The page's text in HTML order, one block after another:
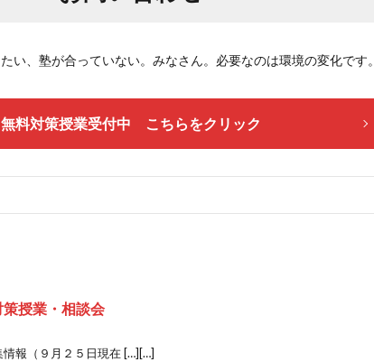
が合っていない。みなさん。必要なのは環境の変化です。
無料対策授業受付中 こちらをクリック
授業・相談会
報（９月２５日現在 […][…]